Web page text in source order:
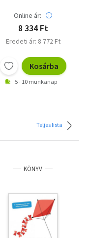
Online ár:
8 334 Ft
Eredeti ár: 8 772 Ft
Kosárba
5 - 10 munkanap
Teljes lista
KÖNYV